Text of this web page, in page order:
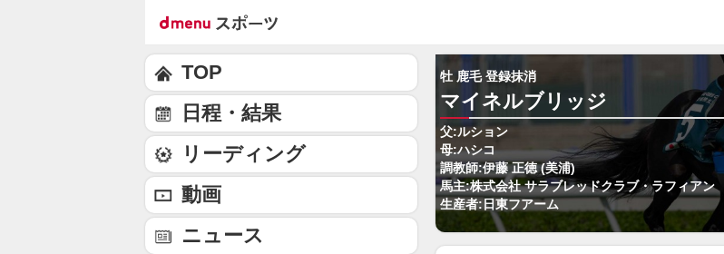
牡 鹿毛 登録抹消
マイネルブリッジ
父:ルション
母:ハシコ
調教師:伊藤 正徳 (美浦)
馬主:株式会社 サラブレッドクラブ・ラフィアン
生産者:日東フアーム
TOP
日程・結果
リーディング
動画
ニュース